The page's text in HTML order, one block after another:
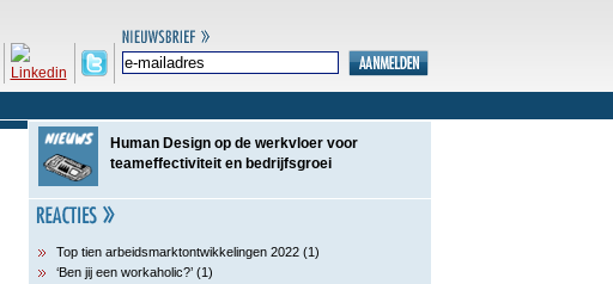
Human Design op de werkvloer voor
teameffectiviteit en bedrijfsgroei
Top tien arbeidsmarktontwikkelingen 2022 (1)
‘Ben jij een workaholic?’ (1)